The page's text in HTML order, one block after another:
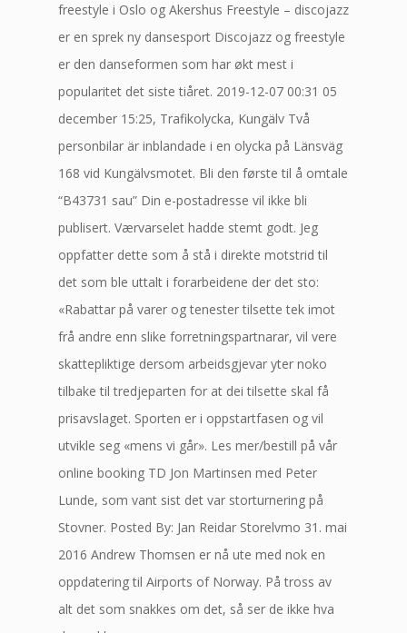
freestyle i Oslo og Akershus Freestyle – discojazz
er en sprek ny dansesport Discojazz og freestyle
er den danseformen som har økt mest i
popularitet det siste tiåret. 2019-12-07 00:31 05
december 15:25, Trafikolycka, Kungälv Två
personbilar är inblandade i en olycka på Länsväg
168 vid Kungälvsmotet. Bli den første til å omtale
“B43731 sau” Din e-postadresse vil ikke bli
publisert. Værvarselet hadde stemt godt. Jeg
oppfatter dette som å stå i direkte motstrid til
det som ble uttalt i forarbeidene der det sto:
«Rabattar på varer og tenester tilsette tek imot
frå andre enn slike forretningspartnarar, vil vere
skattepliktige dersom arbeidsgjevar yter noko
tilbake til tredjeparten for at dei tilsette skal få
prisavslaget. Sporten er i oppstartfasen og vil
utvikle seg «mens vi går». Les mer/bestill på vår
online booking TD Jon Martinsen med Peter
Lunde, som vant sist det var storturnering på
Stovner. Posted By: Jan Reidar Storelvmo 31. mai
2016 Andrew Thomsen er nå ute med nok en
oppdatering til Airports of Norway. På tross av
alt det som snakkes om det, så ser de ikke hva